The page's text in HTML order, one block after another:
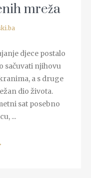
mreža
djece postalo
sačuvati njihovu
a s druge
dio života.
sat posebno
...